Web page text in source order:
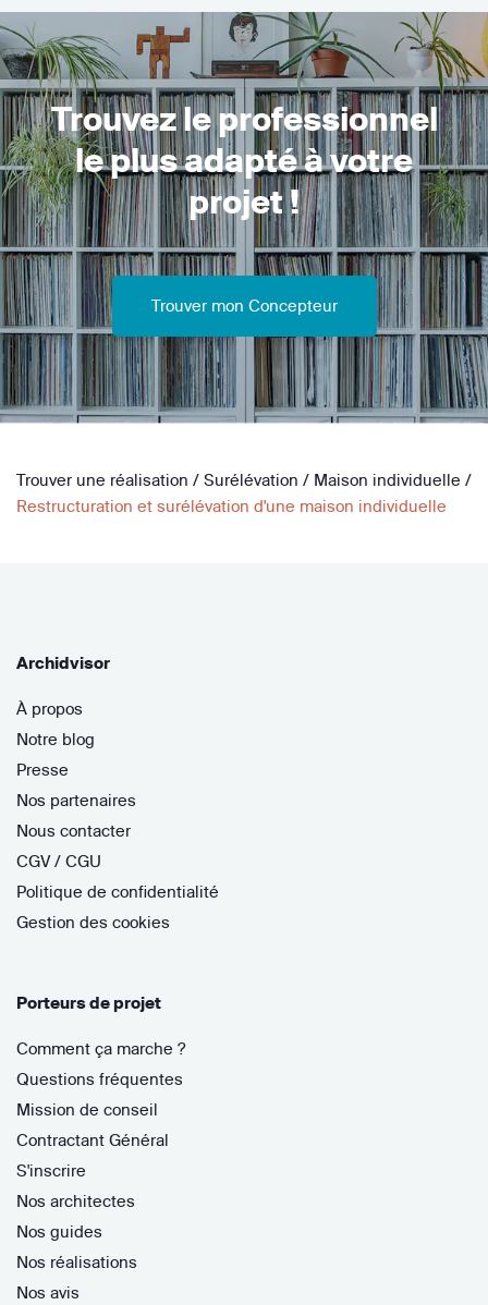
Trouvez le professionnel
le plus adapté à votre
projet !
Trouver mon Concepteur
Trouver une réalisation / Surélévation / Maison individuelle /
Restructuration et surélévation d'une maison individuelle
Archidvisor
À propos
Notre blog
Presse
Nos partenaires
Nous contacter
CGV / CGU
Politique de confidentialité
Gestion des cookies
Porteurs de projet
Comment ça marche ?
Questions fréquentes
Mission de conseil
Contractant Général
S'inscrire
Nos architectes
Nos guides
Nos réalisations
Nos avis